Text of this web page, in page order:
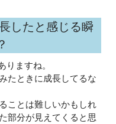
したと感じる瞬
ますね。
たときに成長してるな
ことは難しいかもしれ
部分が見えてくると思